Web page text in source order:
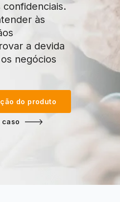
às
a devida
negócios
do produto
caso